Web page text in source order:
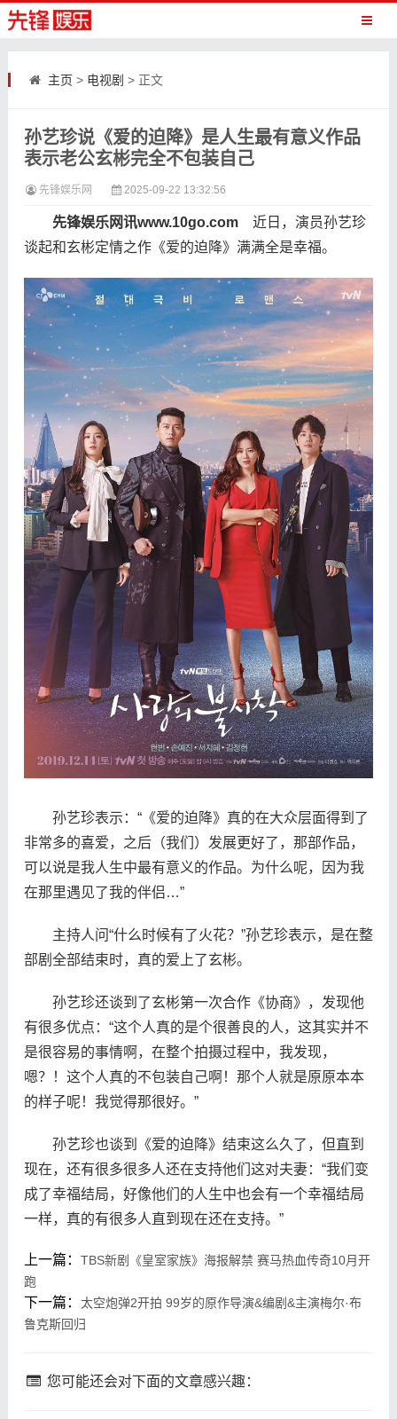
主页 > 电视剧 > 正文
孙艺珍说《爱的迫降》是人生最有意义作品
表示老公玄彬完全不包装自己
先锋娱乐网 2025-09-22 13:32:56
先锋娱乐网讯www.10go.com近日，演员孙艺珍
谈起和玄彬定情之作《爱的迫降》满满全是幸福。
孙艺珍表示：“《爱的迫降》真的在大众层面得到了
非常多的喜爱，之后（我们）发展更好了，那部作品，
可以说是我人生中最有意义的作品。为什么呢，因为我
在那里遇见了我的伴侣…”
主持人问“什么时候有了火花？”孙艺珍表示，是在整
部剧全部结束时，真的爱上了玄彬。
孙艺珍还谈到了玄彬第一次合作《协商》，发现他
有很多优点：“这个人真的是个很善良的人，这其实并不
是很容易的事情啊，在整个拍摄过程中，我发现，
嗯？！这个人真的不包装自己啊！那个人就是原原本本
的样子呢！我觉得那很好。”
孙艺珍也谈到《爱的迫降》结束这么久了，但直到
现在，还有很多很多人还在支持他们这对夫妻：“我们变
成了幸福结局，好像他们的人生中也会有一个幸福结局
一样，真的有很多人直到现在还在支持。”
上一篇： TBS新剧《皇室家族》海报解禁 赛马热血传奇10月开
跑
下一篇： 太空炮弹2开拍 99岁的原作导演&编剧&主演梅尔·布
鲁克斯回归
您可能还会对下面的文章感兴趣：